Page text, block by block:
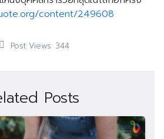
content/249608
Post Views: 344
Posts